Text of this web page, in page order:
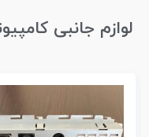
لوازم جانبی